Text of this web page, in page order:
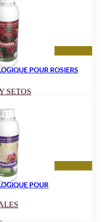
SETOS
Y
POUR ROSIERS
:
POUR